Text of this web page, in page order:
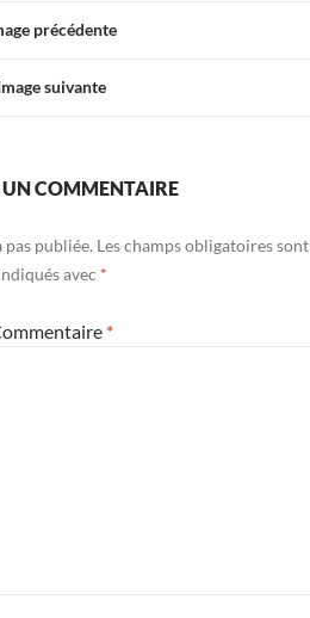
précédente
suivante
UN COMMENTAIRE
pas publiée. Les champs obligatoires sont
avec *
*